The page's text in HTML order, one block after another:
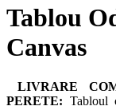
Tablou
Canvas
LIVRARE
PERETE: Tabloul